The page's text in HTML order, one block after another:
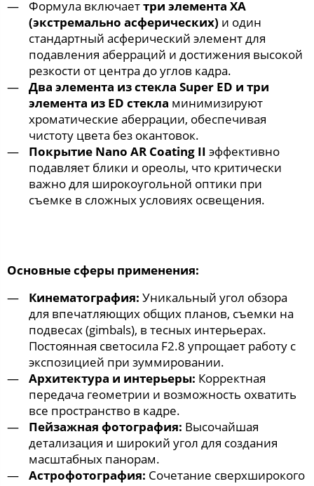
Формула включаеттри элемента XA
(экстремально асферических) и один
стандартный асферический элемент для
подавления аберраций и достижения высокой
резкости от центра до углов кадра.
Два элемента из стекла Super ED и три
элемента из ED стекла минимизируют
хроматические аберрации, обеспечивая
чистоту цвета без окантовок.
Покрытие Nano AR Coating II эффективно
подавляет блики и ореолы, что критически
важно для широкоугольной оптики при
съемке в сложных условиях освещения.
Основные сферы применения:
Кинематография: Уникальный угол обзора
для впечатляющих общих планов, съемки на
подвесах (gimbals), в тесных интерьерах.
Постоянная светосила F2.8 упрощает работу с
экспозицией при зуммировании.
Архитектура и интерьеры: Корректная
передача геометрии и возможность охватить
все пространство в кадре.
Пейзажная фотография: Высочайшая
детализация и широкий угол для создания
масштабных панорам.
Астрофотография: Сочетание сверхширокого